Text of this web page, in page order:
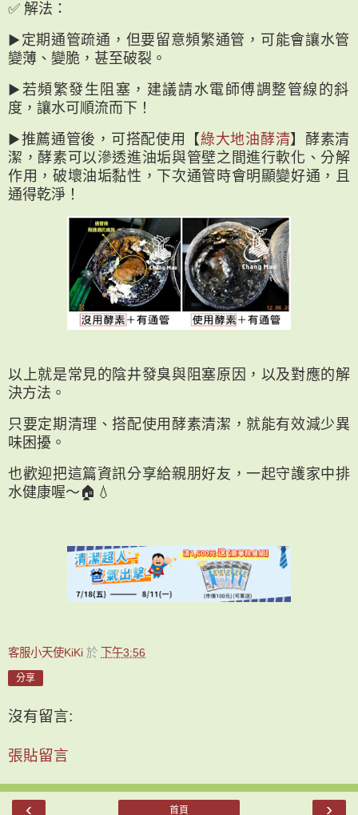
✅ 解法：
▶︎定期通管疏通，但要留意頻繁通管，可能會讓水管
變薄、變脆，甚至破裂。
▶︎若頻繁發生阻塞，建議請水電師傅調整管線的斜
度，讓水可順流而下！
▶︎推薦通管後，可搭配使用【綠大地油酵清】酵素清
潔，酵素可以滲透進油垢與管壁之間進⾏軟化、分解
作⽤，破壞油垢黏性，下次通管時會明顯變好通，且
通得乾淨！
以上就是常見的陰井發臭與阻塞原因，以及對應的解
決方法。
只要定期清理、搭配使用酵素清潔，就能有效減少異
味困擾。
也歡迎把這篇資訊分享給親朋好友，一起守護家中排
水健康喔～🏠💧
客服小天使KiKi 於 下午3:56
分享
沒有留言:
張貼留言
‹ ›
首頁